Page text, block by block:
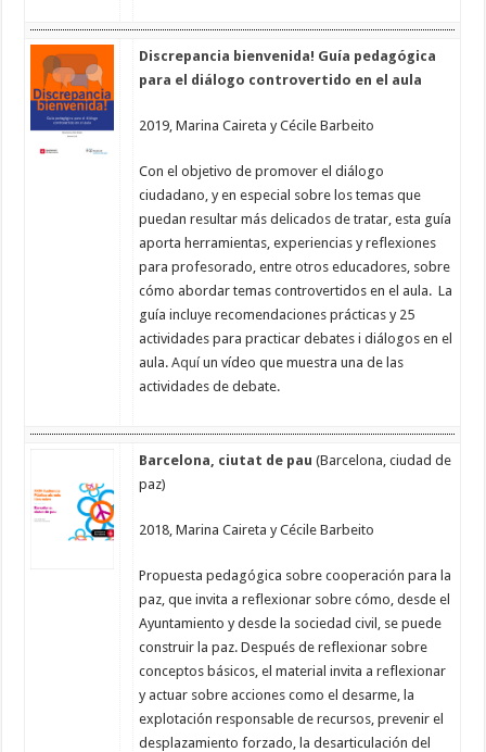
Discrepancia bienvenida! Guía pedagógica
para el diálogo controvertido en el aula
2019, Marina Caireta y Cécile Barbeito
Con el objetivo de promover el diálogo
ciudadano, y en especial sobre los temas que
puedan resultar más delicados de tratar, esta guía
aporta herramientas, experiencias y reflexiones
para profesorado, entre otros educadores, sobre
cómo abordar temas controvertidos en el aula. La
guía incluye recomendaciones prácticas y 25
actividades para practicar debates i diálogos en el
aula.Aquíun vídeo que muestra una de las
actividades de debate.
Barcelona, ciutat de pau (Barcelona, ciudad de
paz)
2018, Marina Caireta y Cécile Barbeito
Propuesta pedagógica sobre cooperación para la
paz, que invita a reflexionar sobre cómo, desde el
Ayuntamiento y desde la sociedad civil, se puede
construir la paz. Después de reflexionar sobre
conceptos básicos, el material invita a reflexionar
y actuar sobre acciones como el desarme, la
explotación responsable de recursos, prevenir el
desplazamiento forzado, la desarticulación del